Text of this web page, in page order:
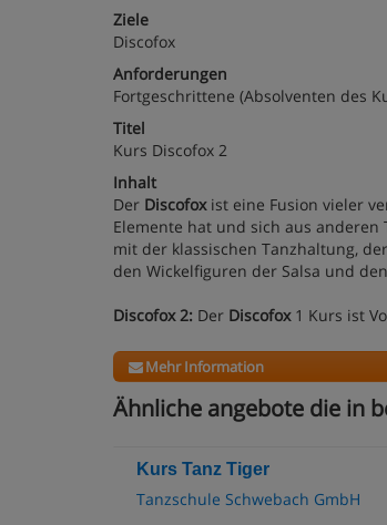
Ziele
Discofox
Anforderungen
Fortgeschrittene (Absolventen des
Titel
Kurs Discofox 2
Inhalt
Der Discofoxist eine Fusion vieler
Elemente hat und sich aus
mit der klassischen Tanzhaltung,
den Wickelfiguren der Salsa und
Discofox 2: Der Discofox1 Kurs ist
Mehr Information
Ähnliche angebote die in
Kurs Tanz Tiger
Tanzschule Schwebach GmbH